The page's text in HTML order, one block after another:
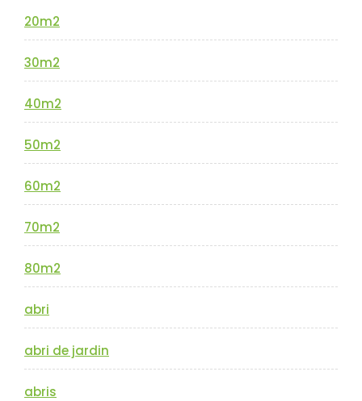
20m2
30m2
40m2
50m2
60m2
70m2
80m2
abri
abri de jardin
abris